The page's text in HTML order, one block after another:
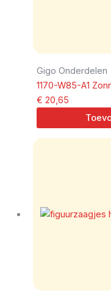
Gigo Onderdelen
1170-W85-A1
€ 20,65